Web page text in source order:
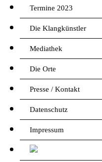
Termine 2023
Die Klangkünstler
Mediathek
Die Orte
Presse / Kontakt
Datenschutz
Impressum